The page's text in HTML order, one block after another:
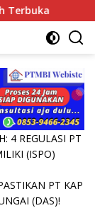
MODEL
4 REGULASI PT
(ISPO)
PT KAP
(DAS)!